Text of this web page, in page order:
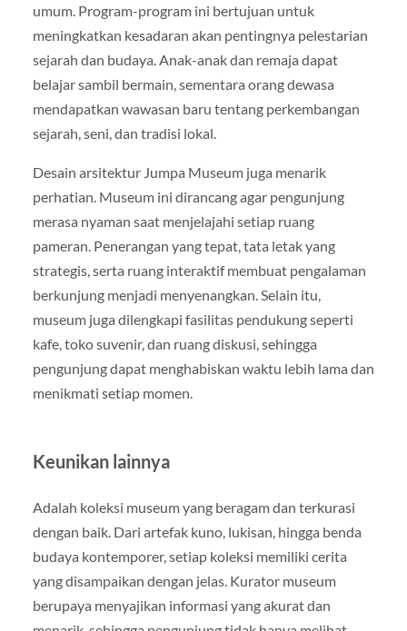
umum. Program-program ini bertujuan untuk
meningkatkan kesadaran akan pentingnya pelestarian
sejarah dan budaya. Anak-anak dan remaja dapat
belajar sambil bermain, sementara orang dewasa
mendapatkan wawasan baru tentang perkembangan
sejarah, seni, dan tradisi lokal.
Desain arsitektur Jumpa Museum juga menarik
perhatian. Museum ini dirancang agar pengunjung
merasa nyaman saat menjelajahi setiap ruang
pameran. Penerangan yang tepat, tata letak yang
strategis, serta ruang interaktif membuat pengalaman
berkunjung menjadi menyenangkan. Selain itu,
museum juga dilengkapi fasilitas pendukung seperti
kafe, toko suvenir, dan ruang diskusi, sehingga
pengunjung dapat menghabiskan waktu lebih lama dan
menikmati setiap momen.
Keunikan lainnya
Adalah koleksi museum yang beragam dan terkurasi
dengan baik. Dari artefak kuno, lukisan, hingga benda
budaya kontemporer, setiap koleksi memiliki cerita
yang disampaikan dengan jelas. Kurator museum
berupaya menyajikan informasi yang akurat dan